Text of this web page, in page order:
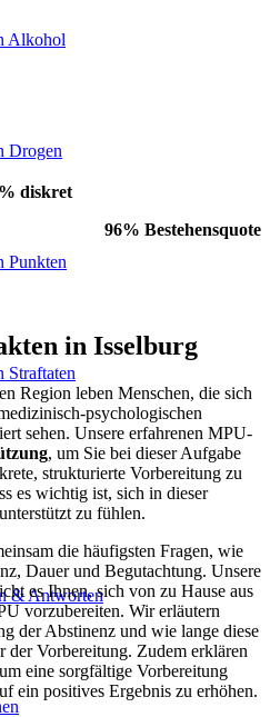
Alkohol
Drogen
Punkten
Straftaten
& Antworten
diskret
96% Bestehensquote
in Isselburg
Region leben Menschen, die sich
psychologischen
sehen. Unsere erfahrenen MPU-
, um Sie bei dieser Aufgabe
strukturierte Vorbereitung zu
es wichtig ist, sich in dieser
zu fühlen.
die häufigsten Fragen, wie
Dauer und Begutachtung. Unsere
es Ihnen, sich von zu Hause aus
vorzubereiten. Wir erläutern
der Abstinenz und wie lange diese
Vorbereitung. Zudem erklären
eine sorgfältige Vorbereitung
ein positives Ergebnis zu erhöhen.